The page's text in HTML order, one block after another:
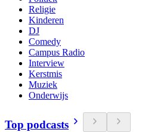
Religie
Kinderen
DJ
Comedy
Campus Radio
Interview
Kerstmis
Muziek
Onderwijs
Top podcasts